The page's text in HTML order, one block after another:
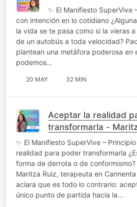
✨ El Manifiesto SuperVive
con intención en lo cotidiano
la vida se te pasa como si la vieras
de un autobús a toda velocidad?
plantean una metáfora poderosa en
podemos…
20 MAY 32 MIN
Aceptar la realidad
transformarla -
✨ El Manifiesto SuperVive –
realidad para poder transformarla
forma de derrota o de conformismo?
Maritza Ruiz, terapeuta en
aclara que es todo lo contrario:
único punto de partida hacia la…